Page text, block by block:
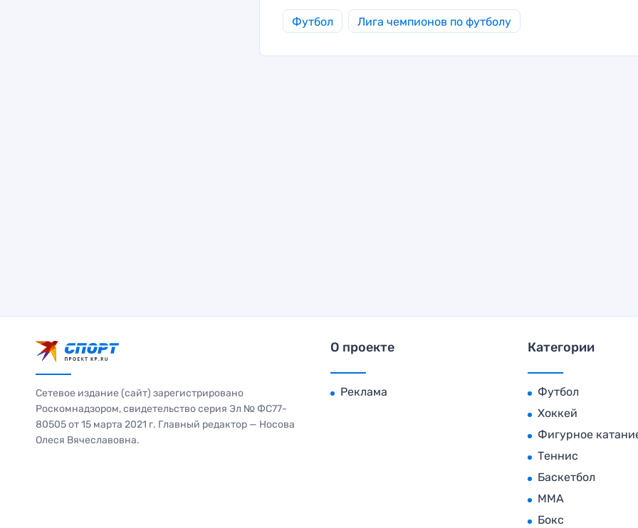
Футбол Лига чемпионов по футболу
Сетевое издание (сайт) зарегистрировано
Роскомнадзором, свидетельство серия Эл № ФС77-
80505 от 15 марта 2021 г. Главный редактор — Носова
Олеся Вячеславовна.
О проекте
Реклама
Категории
Футбол
Хоккей
Фигурное
Теннис
Баскетбол
MMA
Бокс